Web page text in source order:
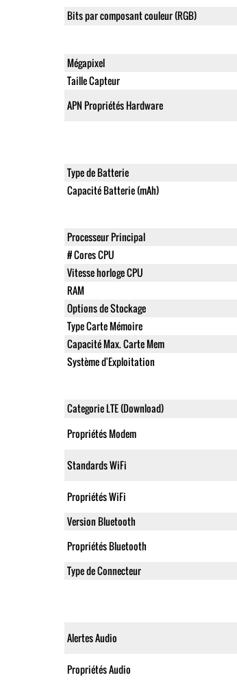
Bits par composant couleur (RGB)
Mégapixel
Taille Capteur
APN Propriétés Hardware
Type de Batterie
Capacité Batterie (mAh)
Processeur Principal
# Cores CPU
Vitesse horloge CPU
RAM
Options de Stockage
Type Carte Mémoire
Capacité Max. Carte Mem
Système d'Exploitation
Categorie LTE (Download)
Propriétés Modem
Standards WiFi
Propriétés WiFi
Version Bluetooth
Propriétés Bluetooth
Type de Connecteur
Alertes Audio
Propriétés Audio